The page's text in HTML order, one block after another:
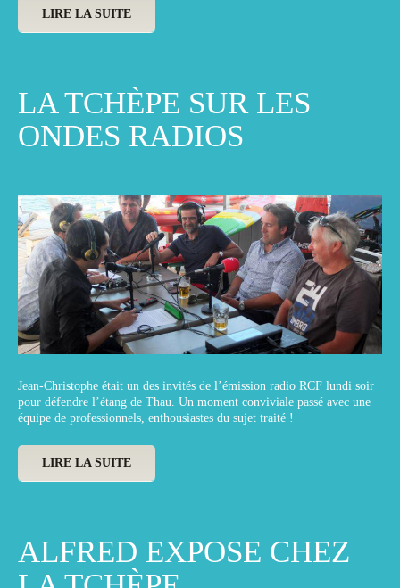
LIRE LA SUITE
LA TCHÈPE SUR LES
ONDES RADIOS
Jean-Christophe était un des invités de l’émission radio RCF lundi soir
pour défendre l’étang de Thau. Un moment conviviale passé avec une
équipe de professionnels, enthousiastes du sujet traité !
LIRE LA SUITE
ALFRED EXPOSE CHEZ